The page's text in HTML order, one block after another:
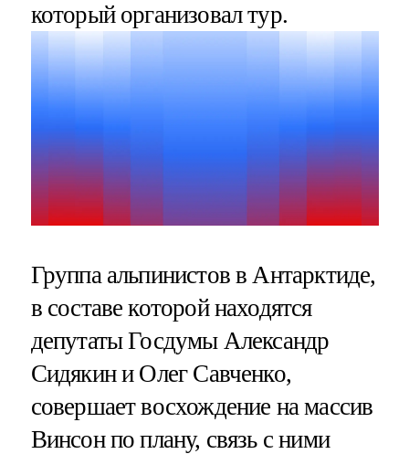
который организовал тур.
Группа альпинистов в Антарктиде,
в составе которой находятся
депутаты Госдумы Александр
Сидякин и Олег Савченко,
совершает восхождение на массив
Винсон по плану, связь с ними